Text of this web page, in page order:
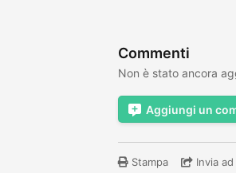
Commenti
Non è stato ancora
Aggiungi un
Stampa Invia